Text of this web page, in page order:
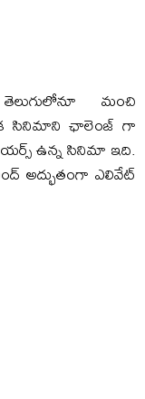
మంచి
సినిమాని ఛాలెంజ్ గా
ఉన్న సినిమా ఇది.
అద్భుతంగా ఎలివేట్